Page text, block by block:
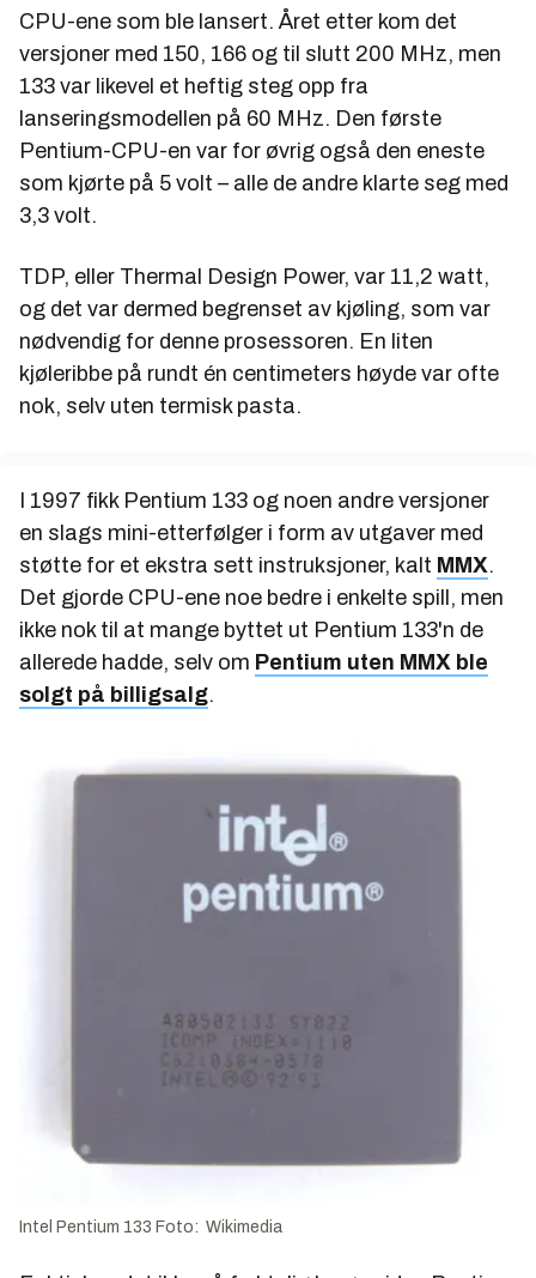
CPU-ene som ble lansert. Året etter kom det
versjoner med 150, 166 og til slutt 200 MHz, men
133 var likevel et heftig steg opp fra
lanseringsmodellen på 60 MHz. Den første
Pentium-CPU-en var for øvrig også den eneste
som kjørte på 5 volt – alle de andre klarte seg med
3,3 volt.
TDP, eller Thermal Design Power, var 11,2 watt,
og det var dermed begrenset av kjøling, som var
nødvendig for denne prosessoren. En liten
kjøleribbe på rundt én centimeters høyde var ofte
nok, selv uten termisk pasta.
I 1997 fikk Pentium 133 og noen andre versjoner
en slags mini-etterfølger i form av utgaver med
støtte for et ekstra sett instruksjoner, kalt MMX.
Det gjorde CPU-ene noe bedre i enkelte spill, men
ikke nok til at mange byttet ut Pentium 133'n de
allerede hadde, selv om Pentium uten MMX ble
solgt på billigsalg.
Intel Pentium 133 Foto: Wikimedia